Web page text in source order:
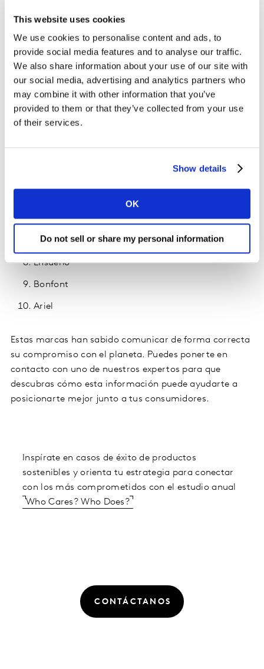
This website uses cookies
We use cookies to personalise content and ads, to
provide social media features and to analyse our traffic.
We also share information about your use of our site with
our social media, advertising and analytics partners who
may combine it with other information that you’ve
provided to them or that they’ve collected from your use
of their services.
Show details
OK
Do not sell or share my personal information
que tiene el consumidor.
Por ejemplo, los shoppers mexicanos eligieron el Top 10
de las marcas con una preocupación genuina por el
medio ambiente:
Coca Cola
Suavitel
Colgate
Ensueño
Bonfont
Ariel
Estas marcas han sabido comunicar de forma correcta
su compromiso con el planeta. Puedes ponerte en
contacto con uno de nuestros expertos para que
descubras cómo esta información puede ayudarte a
posicionarte mejor junto a tus consumidores.
Inspírate en casos de éxito de productos
sostenibles y orienta tu estrategia para conectar
con los más comprometidos con el estudio anual
Who Cares? Who Does?
CONTÁCTANOS